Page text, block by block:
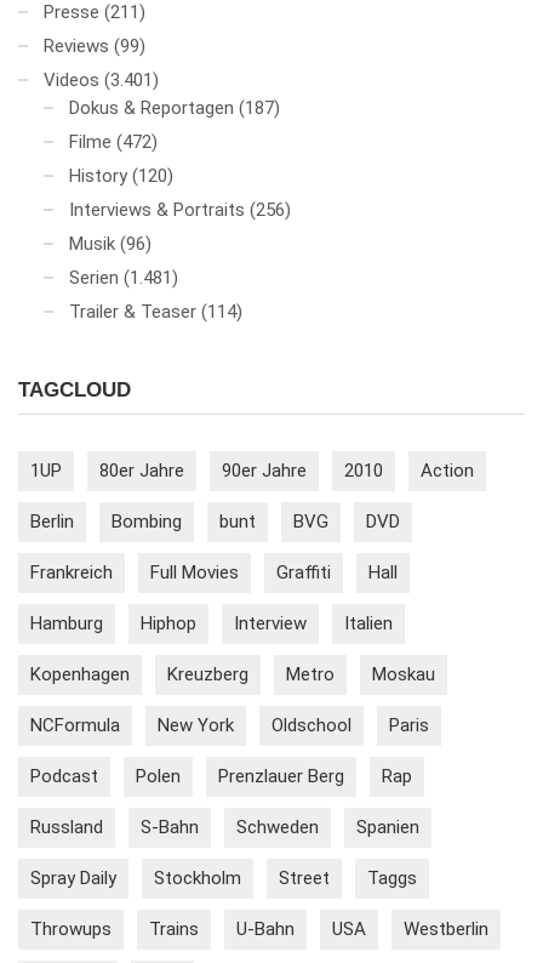
Presse (211)
Reviews (99)
Videos (3.401)
Dokus & Reportagen (187)
Filme (472)
History (120)
Interviews & Portraits (256)
Musik (96)
Serien (1.481)
Trailer & Teaser (114)
TAGCLOUD
1UP 80er Jahre 90er Jahre 2010 Action
Berlin Bombing bunt BVG DVD
Frankreich Full Movies Graffiti Hall
Hamburg Hiphop Interview Italien
Kopenhagen Kreuzberg Metro Moskau
NCFormula New York Oldschool Paris
Podcast Polen Prenzlauer Berg Rap
Russland S-Bahn Schweden Spanien
Spray Daily Stockholm Street Taggs
Throwups Trains U-Bahn USA Westberlin